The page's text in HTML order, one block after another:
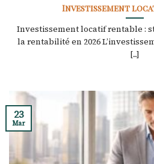
Investissement
Investissement locatif rentable :
la rentabilité en 2026
[...]
23
Mar